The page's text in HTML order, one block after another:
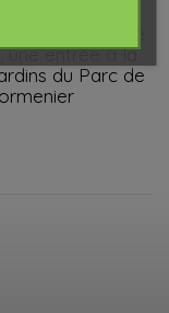
inédites pour
à : une entrée
une entrée à la
du Parc de